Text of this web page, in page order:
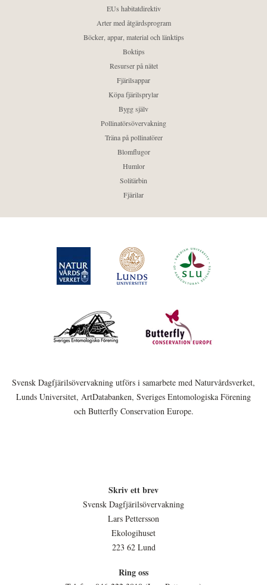
EUs habitatdirektiv
Arter med åtgärdsprogram
Böcker, appar, material och länktips
Boktips
Resurser på nätet
Fjärilsappar
Köpa fjärilsprylar
Bygg själv
Pollinatörsövervakning
Träna på pollinatörer
Blomflugor
Humlor
Solitärbin
Fjärilar
Svensk Dagfjärilsövervakning utförs i samarbete med Naturvårdsverket,
Lunds Universitet, ArtDatabanken, Sveriges Entomologiska Förening
och Butterfly Conservation Europe.
Skriv ett brev
Svensk Dagfjärilsövervakning
Lars Pettersson
Ekologihuset
223 62 Lund
Ring oss